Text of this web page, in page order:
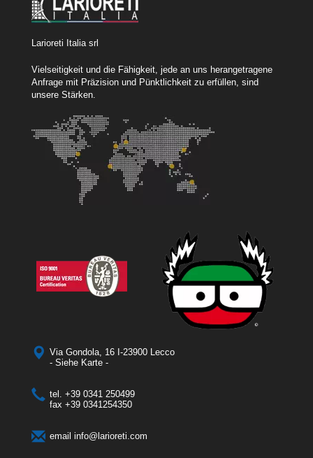
Larioreti Italia srl
Vielseitigkeit und die Fähigkeit, jede an uns herangetragene
Anfrage mit Präzision und Pünktlichkeit zu erfüllen, sind
unsere Stärken.
Via Gondola, 16 I-23900 Lecco
- Siehe Karte -
tel. +39 0341 250499
fax +39 0341254350
email info@larioreti.com